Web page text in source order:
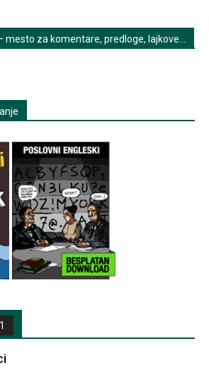
mesto za komentare, predloge, lajkove…